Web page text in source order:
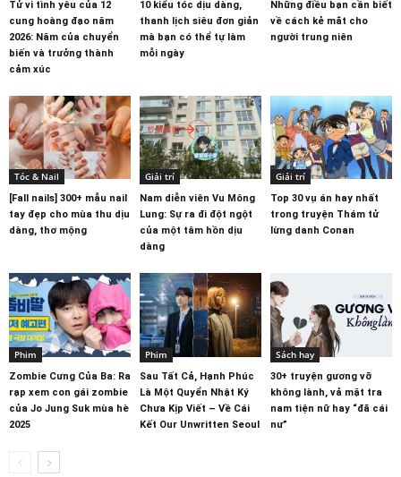
Tử vi tình yêu của 12
cung hoàng đạo năm
2026: Năm của chuyển
biến và trưởng thành
cảm xúc
10 kiểu tóc dịu dàng,
thanh lịch siêu đơn giản
mà bạn có thể tự làm
mỗi ngày
Những điều bạn cần biết
về cách kẻ mắt cho
người trung niên
Tóc & Nail
[Fall nails] 300+ mẫu nail
tay đẹp cho mùa thu dịu
dàng, thơ mộng
Giải trí
Nam diễn viên Vu Mông
Lung: Sự ra đi đột ngột
của một tâm hồn dịu
dàng
Giải trí
Top 30 vụ án hay nhất
trong truyện Thám tử
lừng danh Conan
Phim
Zombie Cưng Của Ba: Ra
rạp xem con gái zombie
của Jo Jung Suk mùa hè
2025
Phim
Sau Tất Cả, Hạnh Phúc
Là Một Quyển Nhật Ký
Chưa Kịp Viết – Về Cái
Kết Our Unwritten Seoul
Sách hay
30+ truyện gương vỡ
không lành, vả mặt tra
nam tiện nữ hay “đã cái
nư”